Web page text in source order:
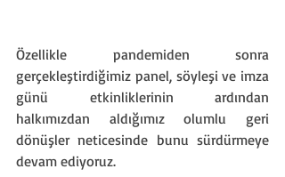
Özellikle pandemiden sonra
gerçekleştirdiğimiz panel, söyleşi ve imza
günü etkinliklerinin ardından
halkımızdan aldığımız olumlu geri
dönüşler neticesinde bunu sürdürmeye
devam ediyoruz.